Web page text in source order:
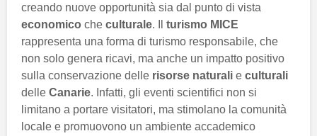
creando nuove opportunità sia dal punto di vista
economico che culturale. Il turismo MICE
rappresenta una forma di turismo responsabile, che
non solo genera ricavi, ma anche un impatto positivo
sulla conservazione delle risorse naturali e culturali
delle Canarie. Infatti, gli eventi scientifici non si
limitano a portare visitatori, ma stimolano la comunità
locale e promuovono un ambiente accademico